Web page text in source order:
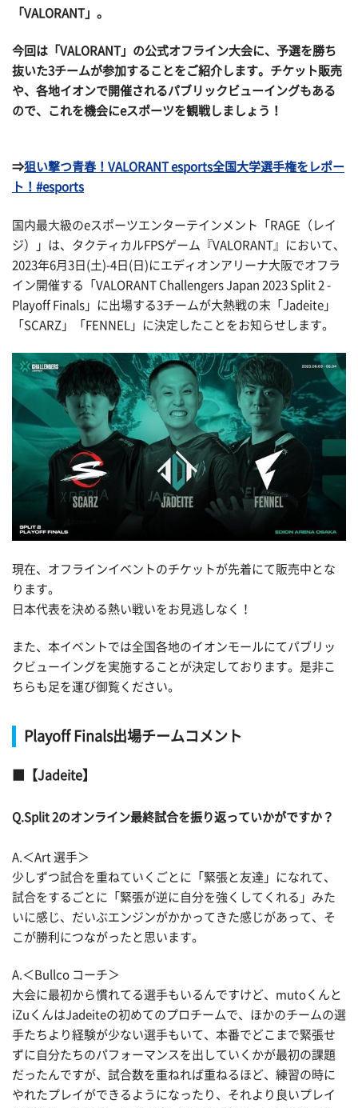
「VALORANT」。
今回は「VALORANT」の公式オフライン大会に、予選を勝ち
抜いた3チームが参加することをご紹介します。チケット販売
や、各地イオンで開催されるパブリックビューイングもある
ので、これを機会にeスポーツを観戦しましょう！
⇒狙い撃つ青春！VALORANT esports全国大学選手権をレポー
ト！#esports
国内最⼤級のeスポーツエンターテインメント「RAGE（レイ
ジ）」は、タクティカルFPSゲーム『VALORANT』において、
2023年6月3日(土)-4日(日)にエディオンアリーナ大阪でオフラ
イン開催する「VALORANT Challengers Japan 2023 Split 2 -
Playoff Finals」に出場する3チームが大熱戦の末「Jadeite」
「SCARZ」「FENNEL」に決定したことをお知らせします。
現在、オフラインイベントのチケットが先着にて販売中とな
ります。
日本代表を決める熱い戦いをお見逃しなく！
また、本イベントでは全国各地のイオンモールにてパブリッ
クビューイングを実施することが決定しております。是非こ
ちらも足を運び御覧ください。
Playoff Finals出場チームコメント
【Jadeite】
Q.Split 2のオンライン最終試合を振り返っていかがですか？
A.＜Art 選手＞
少しずつ試合を重ねていくごとに「緊張と友達」になれて、
試合をするごとに「緊張が逆に自分を強くしてくれる」みた
いに感じ、だいぶエンジンがかかってきた感じがあって、そ
こが勝利につながったと思います。
A.＜Bullco コーチ＞
大会に最初から慣れてる選手もいるんですけど、mutoくんと
iZuくんはJadeiteの初めてのプロチームで、ほかのチームの選
手たちより経験が少ない選手もいて、本番でどこまで緊張せ
ずに自分たちのパフォーマンスを出していくかが最初の課題
だったんですが、試合数を重ねれば重ねるほど、練習の時に
やれたプレイができるようになったり、それより良いプレイ